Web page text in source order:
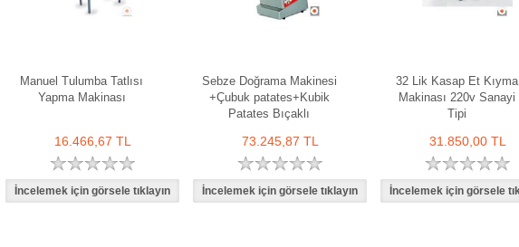
Manuel Tulumba Tatlısı
Yapma Makinası
16.466,67 TL
Sebze Doğrama Makinesi
+Çubuk patates+Kubik
Patates Bıçaklı
73.245,87 TL
32 Lik Kasap Et Kıyma
Makinası 220v Sanayi
Tipi
31.850,00 TL